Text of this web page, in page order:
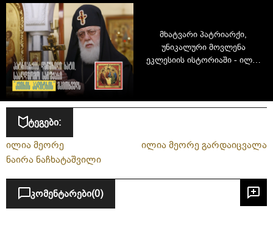
მხატვარი პატრიარქი,
უნიკალური მოვლენა
ეკლესიის ისტორიაში - ილია
ტეგები:
ილია მეორე
ილია მეორე გარდაიცვალა
ნაირა ნაჩხატაშვილი
კომენტარები(0)